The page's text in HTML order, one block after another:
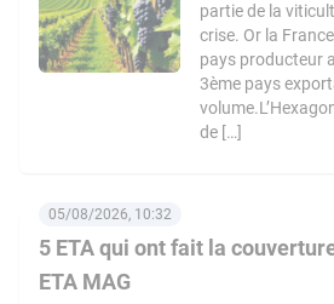
partie de la
crise. Or la
pays producteur
3ème pays
de […]
5 ETA qui ont fait la
ETA MAG
05/08/2026, 10:32